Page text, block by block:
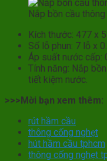
Nắp bồn cầu thông
Kích thước: 477 x
Số lỗ phun: 7 lỗ x
Áp suất nước cấp:
Tính năng: Nắp
tiết kiệm nước.
>>>Mời bạn xem thêm:
rút hầm cầu
thông cống nghẹt
hút hầm cầu tphcm
thông cống nghẹt